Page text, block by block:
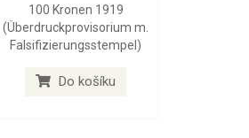
100 Kronen 1919
(Überdruckprovisorium m.
Falsifizierungsstempel)
Do košíku